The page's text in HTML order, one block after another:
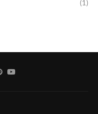
(1)